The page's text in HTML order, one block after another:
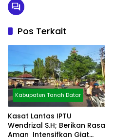
Pos Terkait
Kabupaten Tanah Datar
Kasat Lantas IPTU
Wendrizal S.H; Berikan Rasa
Aman Intensifkan Giat